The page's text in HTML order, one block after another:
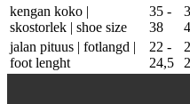
kengan koko |
skostorlek | shoe size
35 -
38
jalan pituus | fotlangd |
foot lenght
22 -
24,5